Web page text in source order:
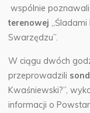
wspólnie
terenowej
Swarzędzu”.
W ciągu dwóch
przeprowadzili
Kwaśniewski?”,
informacji o